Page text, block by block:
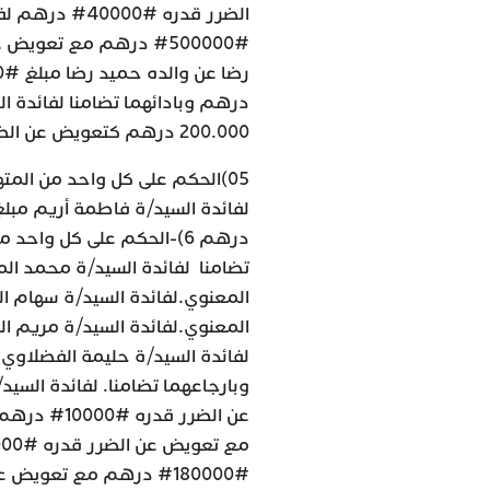
الضرر قدره
200.000 درهم كتعويض عن الضرر المعنوي.
05)الحكم على كل واحد من المتهمين: سيدي محمد الوردي وأمينة أشكون بإرجاعهما تضامنا لفائدة السيد/ة فاطمة أريم مبلغ #100000# درهم مع تعويض عن الضرر قدره #10000# درهم 6)-الحكم على كل واحد من المتهمين سيدي محمد الوردي ومحمد موهوب بأدائهما تضامنا لفائدة السيد/ة محمد المغاري مبلغ 20.000 درهم كتعويض عن الضرر المعنوي.لفائدة السيد/ة سهام الدوح مبلغ #50.000# درهم كتعويض عن الضرر المعنوي.لفائدة السيد/ة مريم المنور مبلغ 50.000 درهم كتعويض عن الضرر المعنوي ? لفائدة السيد/ة حليمة الفضلاوي مبلغ 50.000 درهم كتعويض عن الضرر المعنوي. وبارجاعهما تضامنا. لفائدة السيد/ة صلاح الدين بحياوي بمبلغ #100000# درهم مع تعويض عن الضرر قدره #10000# درهم ? لفائدة السيد/ة يونس بحياوي بمبلغ #100000# درهم مع تعويض عن الضرر قدره #10000# درهم لفائدة السيد/ة صلاح الدين فحول بمبلغ #180000# درهم مع تعويض عن الضرر قدره #18000# درهم 7) ىالحكم على كل واحد من المتهمين: سيدي محمد الوردي ومحمد موهوب ومولاي عثمان البوقفاوي بإرجاعهم تضامنا فيما بينهم ? لفائدة السيد/ة ثورية العثماني مبلغ #100000# درهم مع تعويض عن الضرر قدره #10000# درهم ? لفائدة السيد/ة صلاح الدين العثماني مبلغ #700.000# درهم مع تعويض عن الضرر قدره #70.000# درهم ? لفائدة السيد/ة خديجة الكاموني مبلغ #700000# درهم مع تعويض عن الضرر قدره #70000# درهم. ? لفائدة السيد/ة أسماء الغني مبلغ #700.000# درهم مع تعويض عن الضرر قدره #70.000# درهم 8) الحكم عى كل واحد من المتهمين: سيدي محمد الوردي ومولاي عثمان البوقفاوي وأمينة أشكون ومولاي هشام البوعمراني ومحمد ثوري، بإرجاعهم تضامنا فيما بينهم ? لفائدة السيد/ة محمد غازي مبلغ #240000# درهم مع تعويض عن الضرر قدره #24000# درهم 9) الحكم عى كل واحد من المتهمين: سيدي محمد الوردي ومولاي عثمان البوقفاوي ومولاي هشام البوعمراني ومحمد ثوري وعثمان فايلة، بإرجاعهم تضامنا فيما بينهم لفائدة السيد/ة جعفر الكتاني مبلغ #400000# درهم مع تعويض عن الضرر قدره #40000# درهم 10)الحكم عى كل واحد من المتهمين سيدي محمد الوردي ومولاي عثمان البوقفاوي وأمينة أشكون ومولاي هشام البوعمراني ومحمد موهوب، بإرجاعهم تضامنا فيما بينهم: ? لفائدة السيد/ة مريم صاد مبلغ #120000# درهم مع تعويض عن الضرر قدره #12000# درهم ? لفائدة السيد/ة خالد الركي مبلغ #60000# درهم مع تعويض عن الضرر قدره #6000# درهم. ? لفائدة السيد/ة هشام الركي مبلغ #210000# درهم مع تعويض عن الضرر قدره #21000# درهم. ? لفائدة السيد/ة مينة الركي مبلغ #100000# درهم مع تعويض عن الضرر قدره #10000# درهم.لفائدة السيد/ة لطيفة الركي مبلغ #60000# درهم مع تعويض عن الضرر قدره #6000# درهم. ? لفائدة السيد/ة زينب جعفاري مبلغ #70000# درهم مع تعويض عن الضرر قدره #7000# درهم. ? لفائدة السيد/ة موسليم المهدي مبلغ #80000# درهم مع تعويض عن الضرر قدره #8000# درهم.لفائدة السيد/ة نبيل رشايبي مبلغ #800.000# درهم مع تعويض عن الضرر قدره #80.000# درهم .لفائدة السيد/ة رشيد الازرق مبلغ #510000# درهم مع تعويض عن الضرر قدره #51000# درهم.لفائدة السيد/ة هدى منير الادريسي مبلغ #500000# درهم مع تعويض عن الضرر قدره #50000# درهم. ? لفائدة السيد/ة وسام سليمي مبلغ #900000# درهم مع تعويض عن الضرر قدره #90000# درهم. لفائدة السيد/ة زهراء الوادي مبلغ #300000# درهم مع تعويض عن الضرر قدره #30000# درهم.لفائدة السيد/ة حسناء الشراط مبلغ #450000# درهم مع تعويض عن الضرر قدره #45000# درهم. ? لفائدة السيد/ة فتيحة وقيف مبلغ #700000# درهم مع تعويض عن الضرر قدره #70000# درهم لفائدة السيد/ة عبد الرفيع التدلاوي ومومن حنان مبلغ #600000# درهم مع تعويض عن الضرر قدره #60000# درهم.لفائدة السيد/ة جواد العابد وأسماء الرحماني العلوي مبلغ #600000# درهم مع تعويض